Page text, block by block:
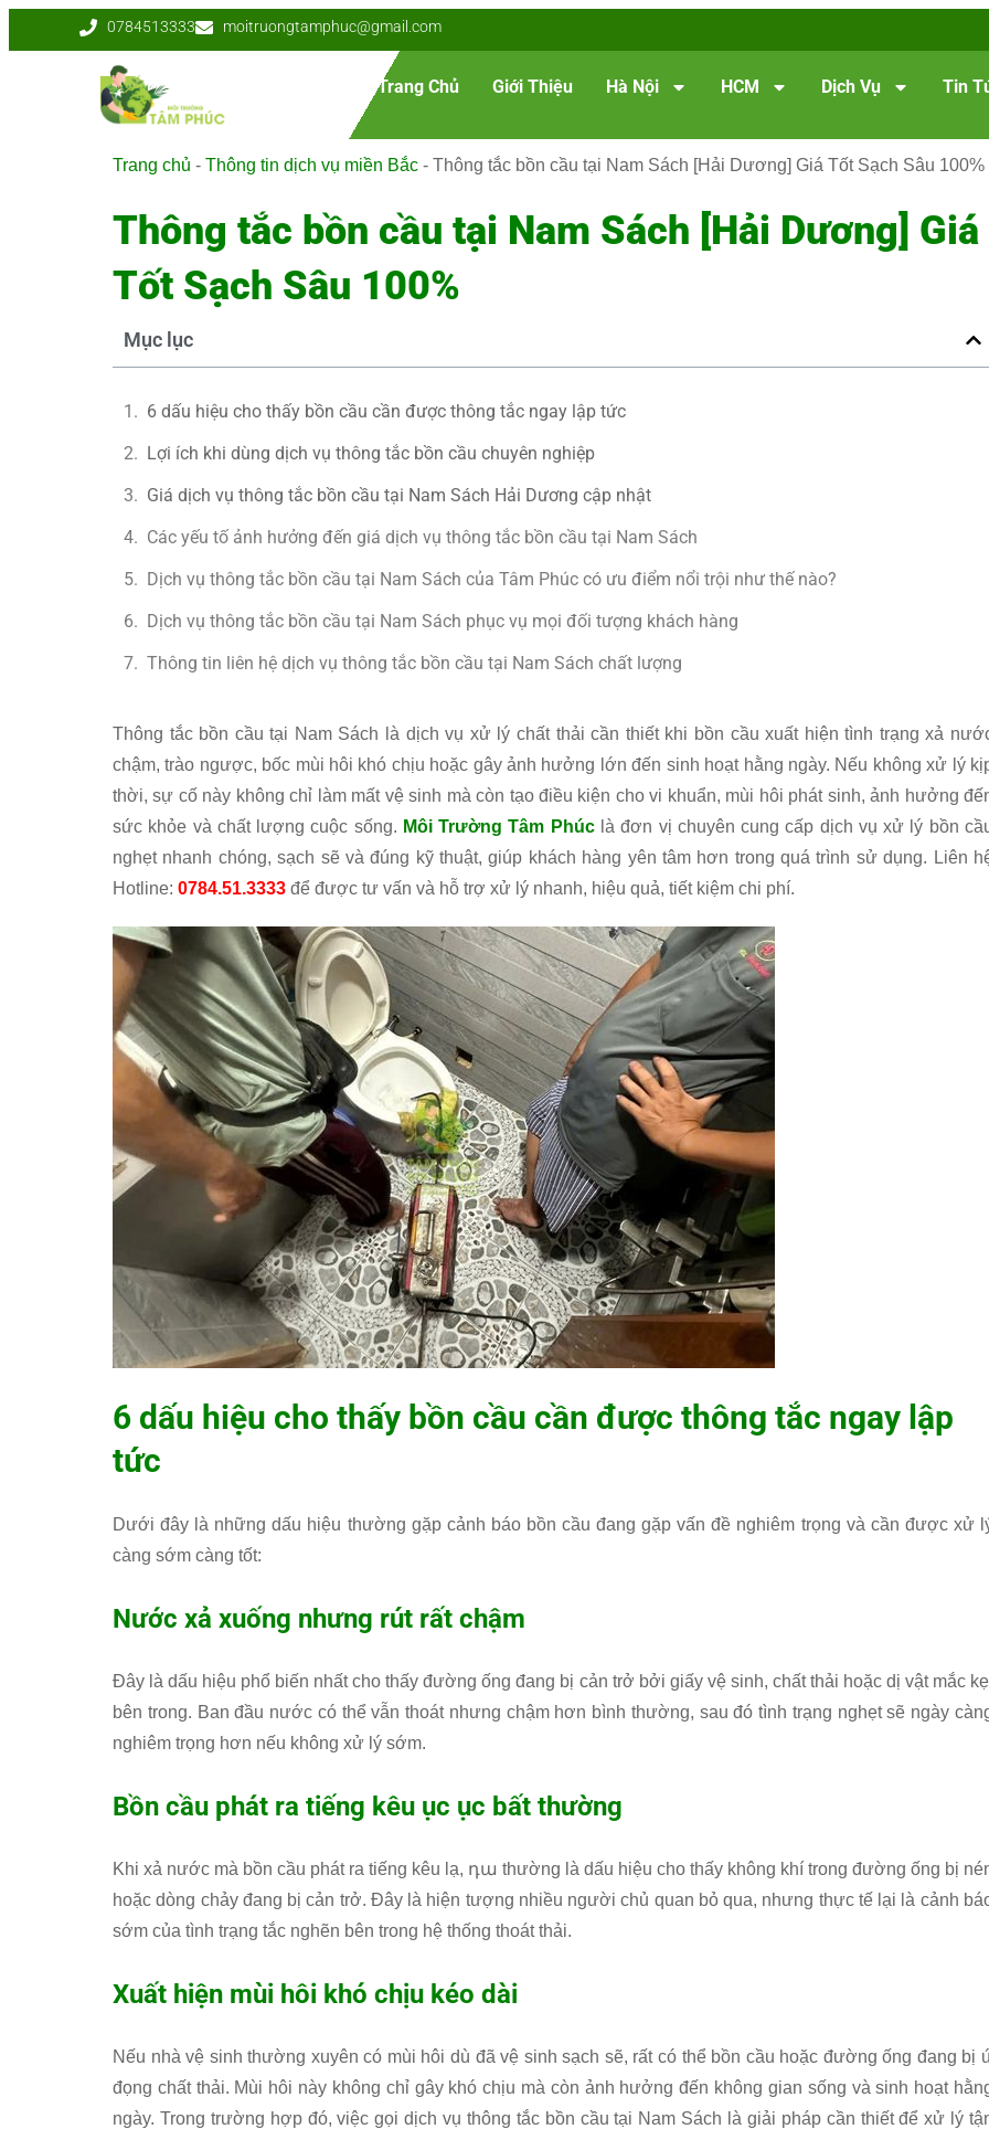
0784513333 moitruongtamphuc@gmail.com
Trang Chủ Giới Thiệu Hà Nội HCM Dịch Vụ Tin
Trang chủ - Thông tin dịch vụ miền Bắc - Thông tắc bồn cầu tại Nam Sách [Hải Dương] Giá Tốt Sạch Sâu 100%
Thông tắc bồn cầu tại Nam Sách [Hải Dương] Giá
Tốt Sạch Sâu 100%
Mục lục
6 dấu hiệu cho thấy bồn cầu cần được thông tắc ngay lập tức
Lợi ích khi dùng dịch vụ thông tắc bồn cầu chuyên nghiệp
Giá dịch vụ thông tắc bồn cầu tại Nam Sách Hải Dương cập nhật
Các yếu tố ảnh hưởng đến giá dịch vụ thông tắc bồn cầu tại Nam Sách
Dịch vụ thông tắc bồn cầu tại Nam Sách của Tâm Phúc có ưu điểm nổi trội như thế nào?
Dịch vụ thông tắc bồn cầu tại Nam Sách phục vụ mọi đối tượng khách hàng
Thông tin liên hệ dịch vụ thông tắc bồn cầu tại Nam Sách chất lượng
Thông tắc bồn cầu tại Nam Sách là dịch vụ xử lý chất thải cần thiết khi bồn cầu xuất hiện tình trạng xả
chậm, trào ngược, bốc mùi hôi khó chịu hoặc gây ảnh hưởng lớn đến sinh hoạt hằng ngày. Nếu không xử lý
thời, sự cố này không chỉ làm mất vệ sinh mà còn tạo điều kiện cho vi khuẩn, mùi hôi phát sinh, ảnh hưởng
sức khỏe và chất lượng cuộc sống. Môi Trường Tâm Phúclà đơn vị chuyên cung cấp dịch vụ xử lý bồn
nghẹt nhanh chóng, sạch sẽ và đúng kỹ thuật, giúp khách hàng yên tâm hơn trong quá trình sử dụng. Liên
Hotline: 0784.51.3333 để được tư vấn và hỗ trợ xử lý nhanh, hiệu quả, tiết kiệm chi phí.
6 dấu hiệu cho thấy bồn cầu cần được thông tắc ngay lập
tức
Dưới đây là những dấu hiệu thường gặp cảnh báo bồn cầu đang gặp vấn đề nghiêm trọng và cần được xử
càng sớm càng tốt:
Nước xả xuống nhưng rút rất chậm
Đây là dấu hiệu phổ biến nhất cho thấy đường ống đang bị cản trở bởi giấy vệ sinh, chất thải hoặc dị vật mắc
bên trong. Ban đầu nước có thể vẫn thoát nhưng chậm hơn bình thường, sau đó tình trạng nghẹt sẽ ngày
nghiêm trọng hơn nếu không xử lý sớm.
Bồn cầu phát ra tiếng kêu ục ục bất thường
Khi xả nước mà bồn cầu phát ra tiếng kêu lạ, դա thường là dấu hiệu cho thấy không khí trong đường ống bị
hoặc dòng chảy đang bị cản trở. Đây là hiện tượng nhiều người chủ quan bỏ qua, nhưng thực tế lại là cảnh
sớm của tình trạng tắc nghẽn bên trong hệ thống thoát thải.
Xuất hiện mùi hôi khó chịu kéo dài
Nếu nhà vệ sinh thường xuyên có mùi hôi dù đã vệ sinh sạch sẽ, rất có thể bồn cầu hoặc đường ống đang bị
đọng chất thải. Mùi hôi này không chỉ gây khó chịu mà còn ảnh hưởng đến không gian sống và sinh hoạt
ngày. Trong trường hợp đó, việc gọi dịch vụ thông tắc bồn cầu tại Nam Sách là giải pháp cần thiết để xử lý